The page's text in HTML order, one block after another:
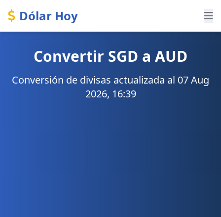
Dólar Hoy
Convertir SGD a AUD
Conversión de divisas actualizada al 07 Aug
2026, 16:39